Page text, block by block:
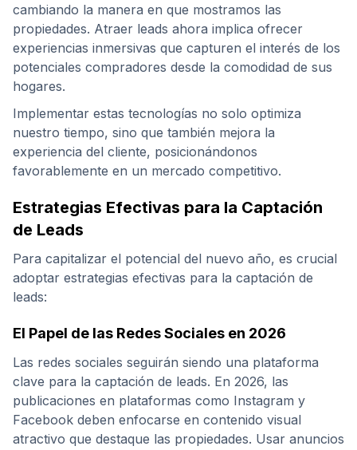
cambiando la manera en que mostramos las
propiedades. Atraer leads ahora implica ofrecer
experiencias inmersivas que capturen el interés de los
potenciales compradores desde la comodidad de sus
hogares.
Implementar estas tecnologías no solo optimiza
nuestro tiempo, sino que también mejora la
experiencia del cliente, posicionándonos
favorablemente en un mercado competitivo.
Estrategias Efectivas para la Captación
de Leads
Para capitalizar el potencial del nuevo año, es crucial
adoptar estrategias efectivas para la captación de
leads:
El Papel de las Redes Sociales en 2026
Las redes sociales seguirán siendo una plataforma
clave para la captación de leads. En 2026, las
publicaciones en plataformas como Instagram y
Facebook deben enfocarse en contenido visual
atractivo que destaque las propiedades. Usar anuncios